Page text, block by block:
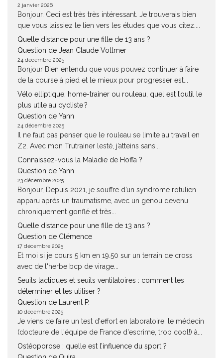
2 janvier 2026
Bonjour. Ceci est très très intéressant. Je trouverais bien
que vous laissiez le lien vers les études que vous citez....
Quelle distance pour une fille de 13 ans ?
Question de Jean Claude Vollmer
24 décembre 2025
Bonjour Bien entendu que vous pouvez continuer à faire
de la course à pied et le mieux pour progresser est...
Vélo elliptique, home-trainer ou rouleau, quel est l’outil le
plus utile au cycliste ?
Question de Yann
24 décembre 2025
Il ne faut pas penser que le rouleau se limite au travail en
Z2. Avec mon Trutrainer lesté, j’atteins sans...
Connaissez-vous la Maladie de Hoffa ?
Question de Yann
23 décembre 2025
Bonjour, Depuis 2021, je souffre d’un syndrome rotulien
apparu après un traumatisme, avec un genou devenu
chroniquement gonflé et très...
Quelle distance pour une fille de 13 ans ?
Question de Clémence
17 décembre 2025
Et moi si je cours 5 km en 19.50 sur un terrain de cross
avec de l'herbe bcp de virage...
Seuils lactiques et seuils ventilatoires : comment les
déterminer et les utiliser ?
Question de Laurent P.
10 décembre 2025
Je viens de faire un test d'effort en laboratoire, le médecin
(docteure de l'équipe de France d'escrime, trop cool!) à...
Ostéoporose : quelle est l’influence du sport ?